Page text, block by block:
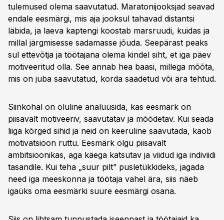
tulemused olema saavutatud. Maratonijooksjad seavad
endale eesmärgi, mis aja jooksul tahavad distantsi
läbida, ja laeva kaptengi koostab marsruudi, kuidas ja
millal järgmisesse sadamasse jõuda. Seepärast peaks
sul ettevõtja ja töötajana olema kindel siht, et iga päev
motiveeritud olla. See annab hea baasi, millega mõõta,
mis on juba saavutatud, korda saadetud või ära tehtud.
Siinkohal on oluline analüüsida, kas eesmärk on
piisavalt motiveeriv, saavutatav ja mõõdetav. Kui seada
liiga kõrged sihid ja neid on keeruline saavutada, kaob
motivatsioon ruttu. Eesmärk olgu piisavalt
ambitsioonikas, aga käega katsutav ja viidud iga indiviidi
tasandile. Kui teha „suur pilt” pusletükkideks, jagada
need iga meeskonna ja töötaja vahel ära, siis näeb
igaüks oma eesmärki suure eesmärgi osana.